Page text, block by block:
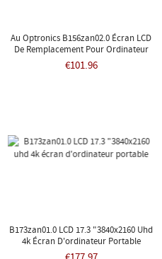
Au Optronics B156zan02.0 Écran LCD
De Remplacement Pour Ordinateur
Portable 15,6" LED
€101.96
B173zan01.0 LCD 17.3 "3840x2160 Uhd
4k Écran D'ordinateur Portable